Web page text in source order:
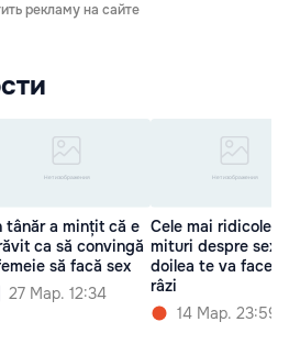
рекламу на сайте
tânăr a mințit că e
ca să convingă
să facă sex
27 Мар. 12:34
Cele mai ridicole 7
mituri despre sex.
doilea te va face
râzi
14 Мар. 23:59